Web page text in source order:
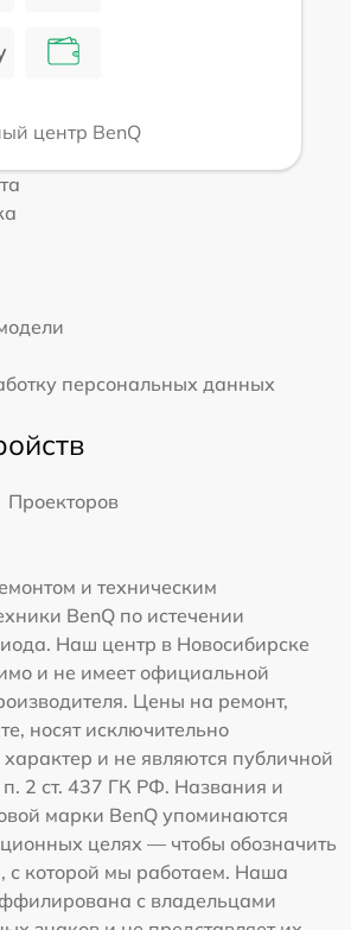
центр BenQ
персональных данных
Проекторов
и техническим
BenQ по истечении
Наш центр в Новосибирске
и не имеет официальной
Цены на ремонт,
носят исключительно
и не являются публичной
п. 2 ст. 437 ГК РФ. Названия и
марки BenQ упоминаются
целях — чтобы обозначить
с которой мы работаем. Наша
с владельцами